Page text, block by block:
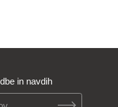
in navdih